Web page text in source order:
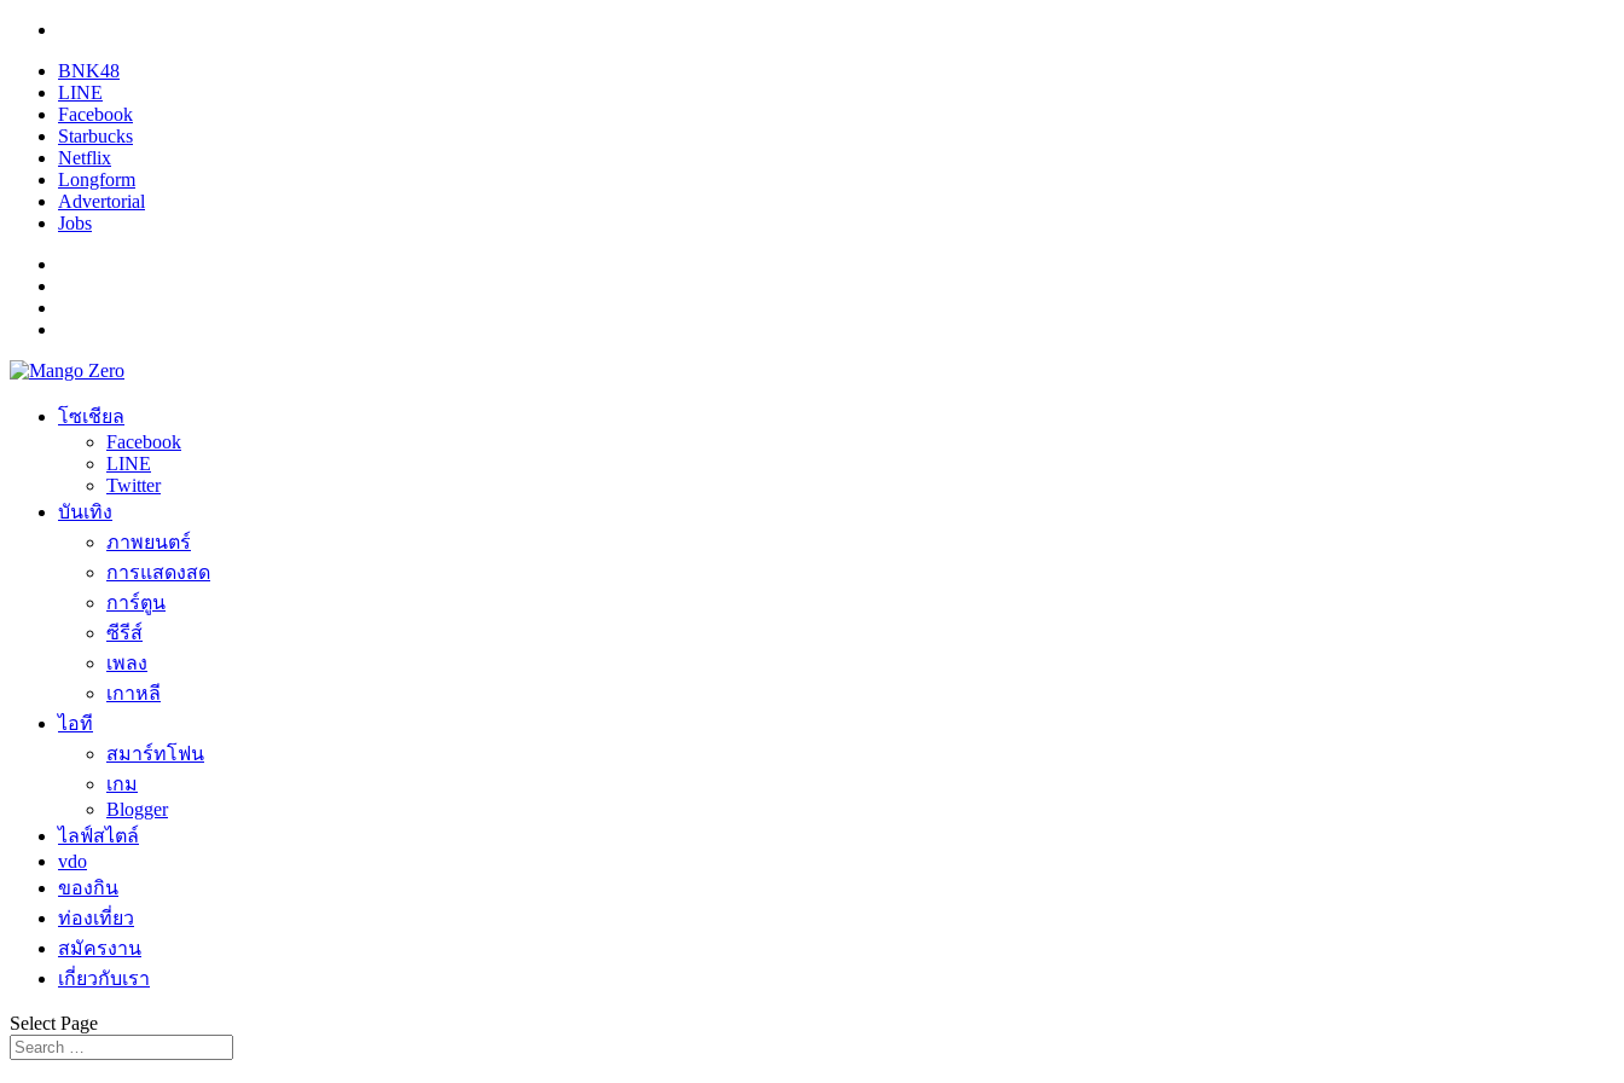
BNK48
LINE
Facebook
Starbucks
Netflix
Longform
Advertorial
Jobs
โซเชียล
Facebook
LINE
Twitter
บันเทิง
ภาพยนตร์
การแสดงสด
การ์ตูน
ซีรีส์
เพลง
เกาหลี
ไอที
สมาร์ทโฟน
เกม
Blogger
ไลฟ์สไตล์
vdo
ของกิน
ท่องเที่ยว
สมัครงาน
เกี่ยวกับเรา
Select Page